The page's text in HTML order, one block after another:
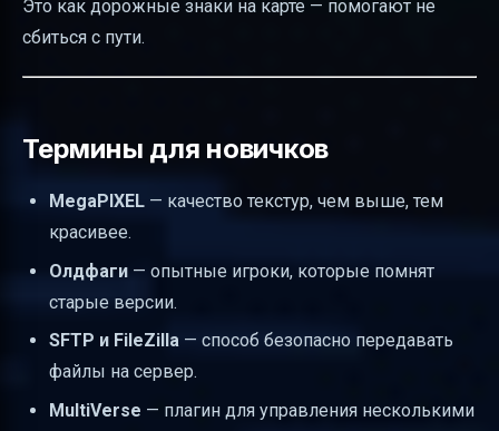
Это как дорожные знаки на карте — помогают не
сбиться с пути.
Термины для новичков
MegaPIXEL — качество текстур, чем выше, тем
красивее.
Олдфаги — опытные игроки, которые помнят
старые версии.
SFTP и FileZilla — способ безопасно передавать
файлы на сервер.
MultiVerse — плагин для управления несколькими